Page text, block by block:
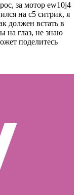
за мотор ew10j4
на с5 ситрик, я
должен встать в
на глаз, не знаю
поделитесь